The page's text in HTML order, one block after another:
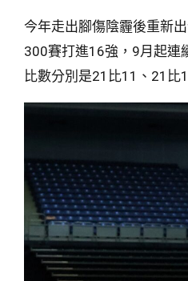
今年走出腳傷陰霾後重新
300賽打進16強，9月起連
比數分別是21比11、21比